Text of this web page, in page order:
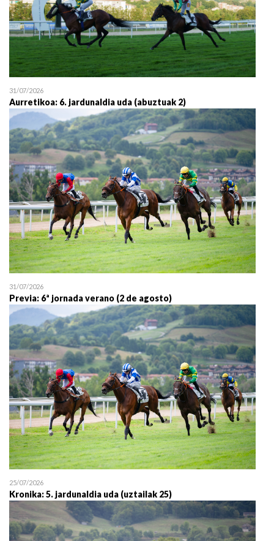
31/07/2026
Aurretikoa: 6. jardunaldia uda (abuztuak 2)
31/07/2026
Previa: 6ª jornada verano (2 de agosto)
25/07/2026
Kronika: 5. jardunaldia uda (uztailak 25)